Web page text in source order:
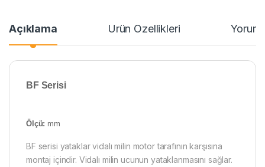
Açıklama Ürün Özellikleri
BFSerisi
Ölçü: mm
BF serisi yataklar vidalı milin motor tarafının karşısına
montaj içindir. Vidalı milin ucunun yataklanmasını sağlar.